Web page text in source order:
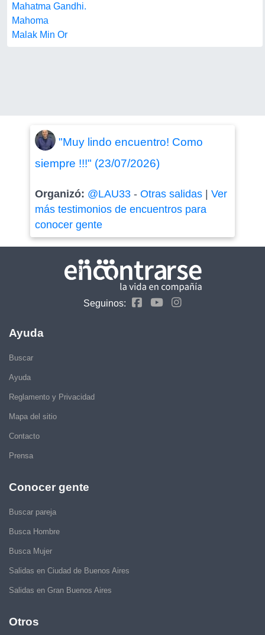
Mahatma Gandhi.
Mahoma
Malak Min Or
"Muy lindo encuentro! Como
siempre !!!" (23/07/2026)
Organizó: @LAU33- Otras salidas| Ver
más testimonios de encuentros para
conocer gente
Seguinos:
Ayuda
Buscar
Ayuda
Reglamento y Privacidad
Mapa del sitio
Contacto
Prensa
Conocer gente
Buscar pareja
Busca Hombre
Busca Mujer
Salidas en Ciudad de Buenos Aires
Salidas en Gran Buenos Aires
Otros